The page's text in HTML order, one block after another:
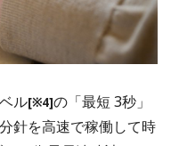
ル[※4]の「最短 3秒」
針を⾼速で稼働して時